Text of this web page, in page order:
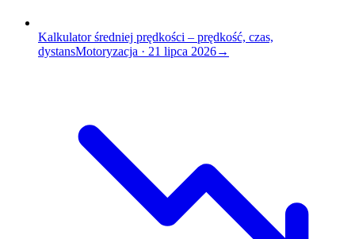
Kalkulator średniej prędkości – prędkość, czas,
dystansMotoryzacja · 21 lipca 2026→